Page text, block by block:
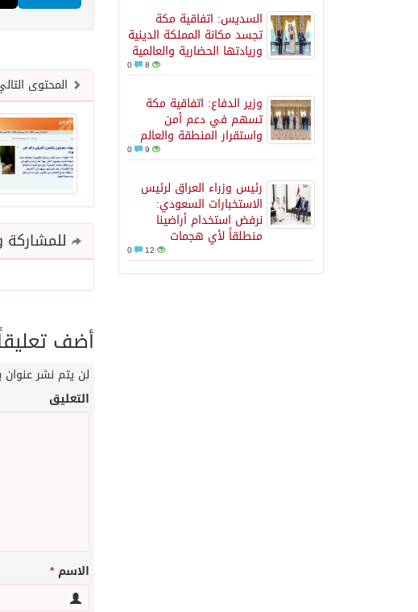
السديس: اتفاقية مكة
تجسد مكانة المملكة الدينية
وريادتها الحضارية والعالمية
8
وزير الدفاع: اتفاقية مكة
تسهم في دعم أمن
واستقرار المنطقة والعالم
9
رئيس وزراء العراق لرئيس
الاستخبارات السعودي:
نرفض استخدام أراضينا
منطلقاً لأي هجمات
12
المحتوى
للمشاركة
أضف
لن يتم نشر عنوان
التعليق
الاسم*